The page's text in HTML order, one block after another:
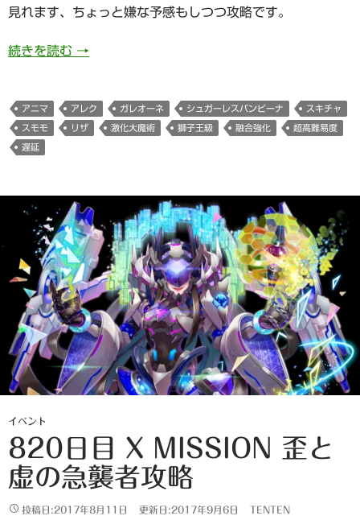
見れます、ちょっと嫌な予感もしつつ攻略です。
続きを読む 836日目 シュガーレスバンビーナ獅子王級サブ
→
アニマ アレク ガレオーネ シュガーレスバンビーナ スキチャ
スモモ リザ 激化大魔術 獅子王級 融合強化 超高難易度
遅延
イベント
820日目 X MISSION 歪と
虚の急襲者攻略
投稿日:2017年8月11日 更新日:2017年9月6日 TENTEN